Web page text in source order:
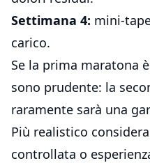
Settimana 4: mini-
carico.
Se la prima maratona
sono prudente: la
raramente sarà una
Più realistico
controllata o